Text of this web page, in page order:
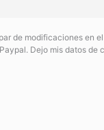
de modificaciones en
Dejo mis datos de